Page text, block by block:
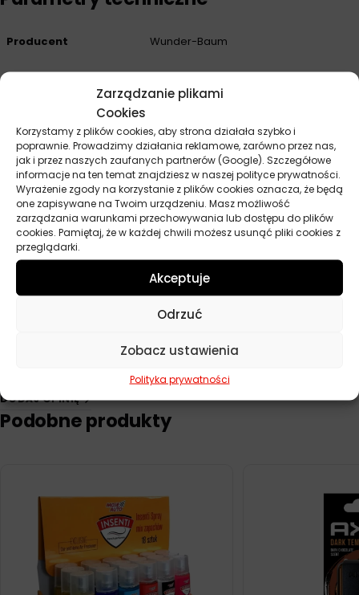
Zarządzanie plikami
Cookies
Korzystamy z plików cookies, aby strona działała szybko i
poprawnie. Prowadzimy działania reklamowe, zarówno przez nas,
jak i przez naszych zaufanych partnerów (Google). Szczegółowe
informacje na ten temat znajdziesz w naszej polityce prywatności.
Wyrażenie zgody na korzystanie z plików cookies oznacza, że będą
one zapisywane na Twoim urządzeniu. Masz możliwość
zarządzania warunkami przechowywania lub dostępu do plików
cookies. Pamiętaj, że w każdej chwili możesz usunąć pliki cookies z
przeglądarki.
Akceptuje
Odrzuć
Zobacz ustawienia
Polityka prywatności
Producent Wunder-Baum
Na razie nie ma opinii o produkcie.
Dodaj opinię
Twoja ocena*
Twoja opinia*
DODAJ OPINIĘ
Podobne produkty